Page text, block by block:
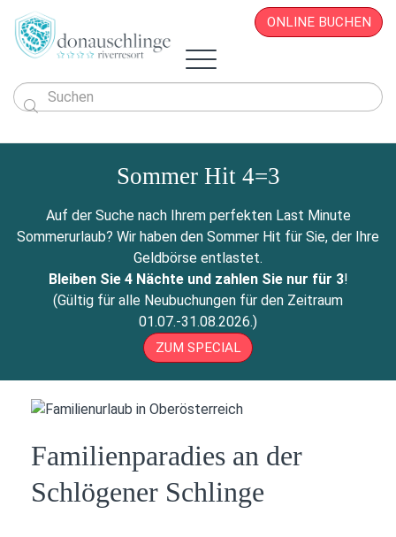
ONLINE BUCHEN
Winterurlaub
Geschichte
Team
Hotelvideos
Webcam
Zimmer & Angebote
Zimmerpreise
Donau.ALLinclusive.Leistungen
Stornobedingungen
Donau.PAUSCHALEN
Donau.EVENTS
Urlaub mit der Familie
Urlaub mit Freunden
Urlaub mit dem Hund
Singleurlaub mit Kind
Sportlich & Aktiv
Aktivprogramm
Radfahren
Donau-Radfähre
Bike Station
Badeerlebnis
Yoga an der Donau
Wellness-Paradies
Beauty & Kosmetik
Wickel & Packungen
Entspannungs-Pakete
Business & Seminare
Seminare & Tagungen
Firmenfeiern
Seminaranfrage
ONLINE BUCHEN
Kontakt
Zimmerpreise

Sommer Hit 4=3
Auf der Suche nach Ihrem perfekten Last Minute
Sommerurlaub? Wir haben den Sommer Hit für Sie, der Ihre
Geldbörse entlastet.
Bleiben Sie 4 Nächte und zahlen Sie nur für 3!
(Gültig für alle Neubuchungen für den Zeitraum
01.07.-31.08.2026.)
ZUM SPECIAL
Familienparadies an der
Schlögener Schlinge